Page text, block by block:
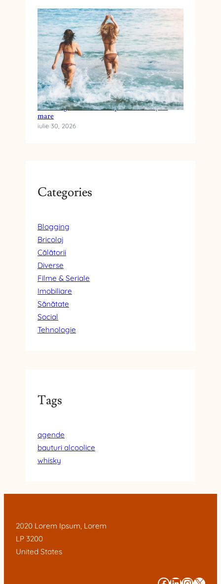
Cum alegi crema cu SPF pentru vacanța la
mare
iulie 30, 2026
Categories
Blogging
Bricolaj
Călătorii
Diverse
Filme & Seriale
Imobiliare
Sănătate
Social
Tehnologie
Tags
agende
bauturi alcoolice
whisky
2020 Lorem Ipsum, Lorem
LP 3200
United States